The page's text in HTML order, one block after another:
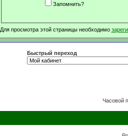
Запомнить?
Для просмотра этой страницы необходимо
Быстрый переход
Часовой